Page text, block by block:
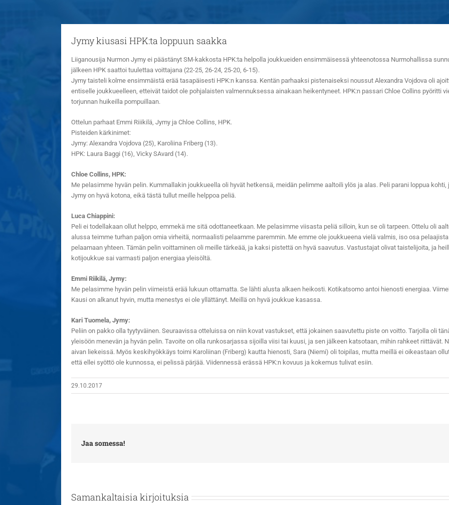
Jymy kiusasi HPK:ta loppuun saakka
Liiganousija Nurmon Jymy ei päästänyt SM-kakkosta HPK:ta helpolla joukkueiden ensimmäisessä yhteenotossa Nurmohallissa
jälkeen HPK saattoi tuulettaa voittajana (22-25, 26-24, 25-20, 6-15).
Jymy taisteli kolme ensimmäistä erää tasapäisesti HPK:n kanssa. Kentän parhaaksi pistenaiseksi noussut Alexandra Vojdova oli
entiselle joukkueelleen, etteivät taidot ole pohjalaisten valmennuksessa ainakaan heikentyneet. HPK:n passari Chloe Collins pyöritti
torjunnan huikeilla pompuillaan.
Ottelun parhaat Emmi Riiikilä, Jymy ja Chloe Collins, HPK.
Pisteiden kärkinimet:
Jymy: Alexandra Vojdova (25), Karoliina Friberg (13).
HPK: Laura Baggi (16), Vicky SAvard (14).
Chloe Collins, HPK:
Me pelasimme hyvän pelin. Kummallakin joukkueella oli hyvät hetkensä, meidän pelimme aaltoili ylös ja alas. Peli parani loppua
Jymy on hyvä kotona, eikä tästä tullut meille helppoa peliä.
Luca Chiappini:
Peli ei todellakaan ollut helppo, emmekä me sitä odottaneetkaan. Me pelasimme viisasta peliä silloin, kun se oli tarpeen. Ottelu oli
alussa teimme turhan paljon omia virheitä, normaalisti pelaamme paremmin. Me emme ole joukkueena vielä valmis, iso osa
pelaamaan yhteen. Tämän pelin voittaminen oli meille tärkeää, ja kaksi pistettä on hyvä saavutus. Vastustajat olivat taistelijoita, ja
kotijoukkue sai varmasti paljon energiaa yleisöltä.
Emmi Riikilä, Jymy:
Me pelasimme hyvän pelin viimeistä erää lukuun ottamatta. Se lähti alusta alkaen heikosti. Kotikatsomo antoi hienosti energiaa.
Kausi on alkanut hyvin, mutta menestys ei ole yllättänyt. Meillä on hyvä joukkue kasassa.
Kari Tuomela, Jymy:
Peliin on pakko olla tyytyväinen. Seuraavissa otteluissa on niin kovat vastukset, että jokainen saavutettu piste on voitto. Tarjolla oli
yleisöön menevän ja hyvän pelin. Tavoite on olla runkosarjassa sijoilla viisi tai kuusi, ja sen jälkeen katsotaan, mihin rahkeet riittävät.
aivan liekeissä. Myös keskihyökkäys toimi Karoliinan (Friberg) kautta hienosti, Sara (Niemi) oli toipilas, mutta meillä ei oikeastaan
että ellei syöttö ole kunnossa, ei pelissä pärjää. Viidennessä erässä HPK:n kovuus ja kokemus tulivat esiin.
29.10.2017
Jaa somessa!
Samankaltaisia kirjoituksia